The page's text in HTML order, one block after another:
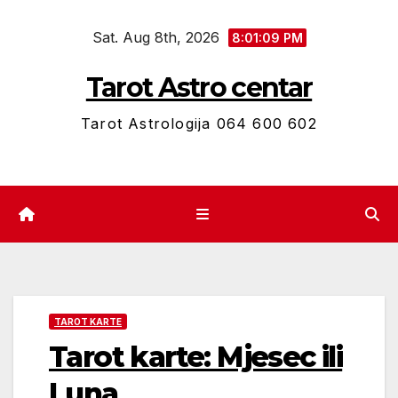
Sat. Aug 8th, 2026 8:01:10 PM
Tarot Astro centar
Tarot Astrologija 064 600 602
TAROT KARTE
Tarot karte: Mjesec ili